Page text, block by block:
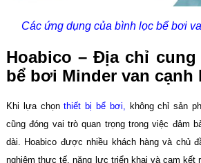
Các ứng dụng của bình lọc bể bơi
Hoabico – Địa chỉ cung
bể bơi Minder van cạnh
Khi lựa chọnthiết bị bể bơi,
không chỉ sản
cũng đóng vai trò quan trọng trong việc đảm
dài. Hoabico được nhiều khách hàng và chủ
nghiệm thực tế, năng lực triển khai và cam kết